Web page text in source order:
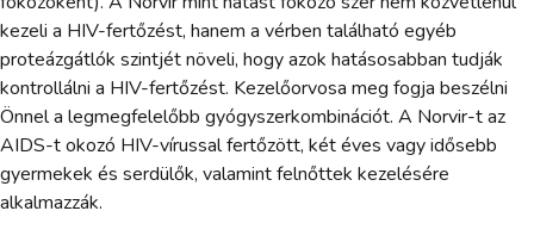
kezeli a HIV-fertőzést, hanem a vérben található egyéb
proteázgátlók szintjét növeli, hogy azok hatásosabban tudják
kontrollálni a HIV-fertőzést. Kezelőorvosa meg fogja beszélni
Önnel a legmegfelelőbb gyógyszerkombinációt. A Norvir-t az
AIDS-t okozó HIV-vírussal fertőzött, két éves vagy idősebb
gyermekek és serdülők, valamint felnőttek kezelésére
alkalmazzák.